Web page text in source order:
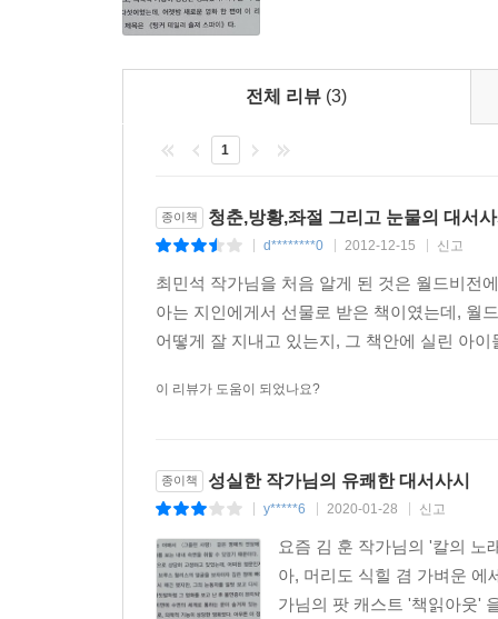
이건 모두 노벨문학상이 무게를 잔뜩 잡은 작품에
독자는 노벨문학상 수상작을 이해하지 못해 괴리
이는 ‘인류복지에 공헌한 작가’보다는
‘인류의 자괴감에 공헌한 작가’에게 상을 주는 아
누구나 이해하고, 공감하고, 비웃고,
‘이까짓 거 나도 쓸 수 있다’ 하는 만만한 글이 진
하지만, 용기를 주는 것은 더 어렵다.
노벨문학상을 주관하는 스웨덴 왕립과학아카데미
최민석의 이러한 희생적 글쓰기의 자세를 지금이
전체 리뷰 (3)
1
종이책 청춘,방황,좌절 그리고 눈물의 대서
d********0 2012-12-15 신고
최민석 작가님을 처음 알게 된 것은 월드비전
아는 지인에게서 선물로 받은 책이였는데, 월
어떻게 잘 지내고 있는지, 그 책안에 실린 아
이 리뷰가 도움이 되었나요?
종이책 성실한 작가님의 유쾌한 대서사시
y*****6 2020-01-28 신고
요즘 김 훈 작가님의 '칼의 노
아, 머리도 식힐 겸 가벼운 에
가님의 팟 캐스트 '책읽아웃'